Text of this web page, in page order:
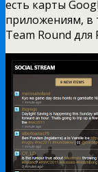
есть карты
приложениям, в
Team Round для